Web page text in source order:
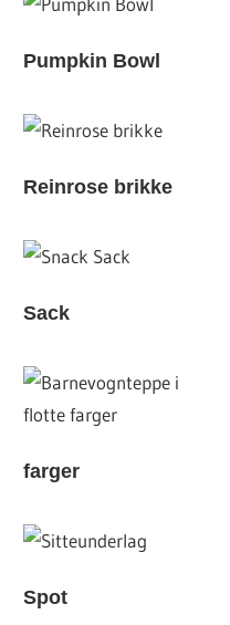
Pumpkin Bowl
Reinrose brikke
Sack
farger
Spot